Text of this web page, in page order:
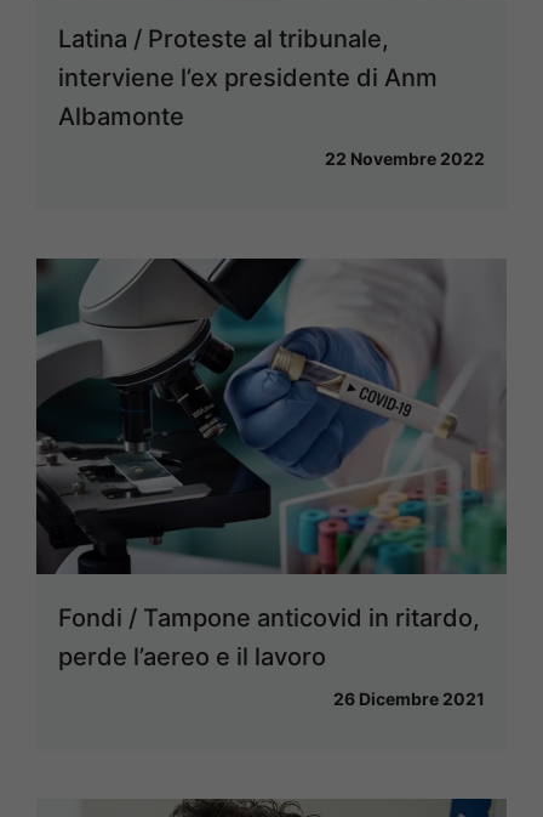
Latina / Proteste al tribunale,
interviene l’ex presidente di Anm
Albamonte
22 Novembre 2022
Fondi / Tampone anticovid in ritardo,
perde l’aereo e il lavoro
26 Dicembre 2021